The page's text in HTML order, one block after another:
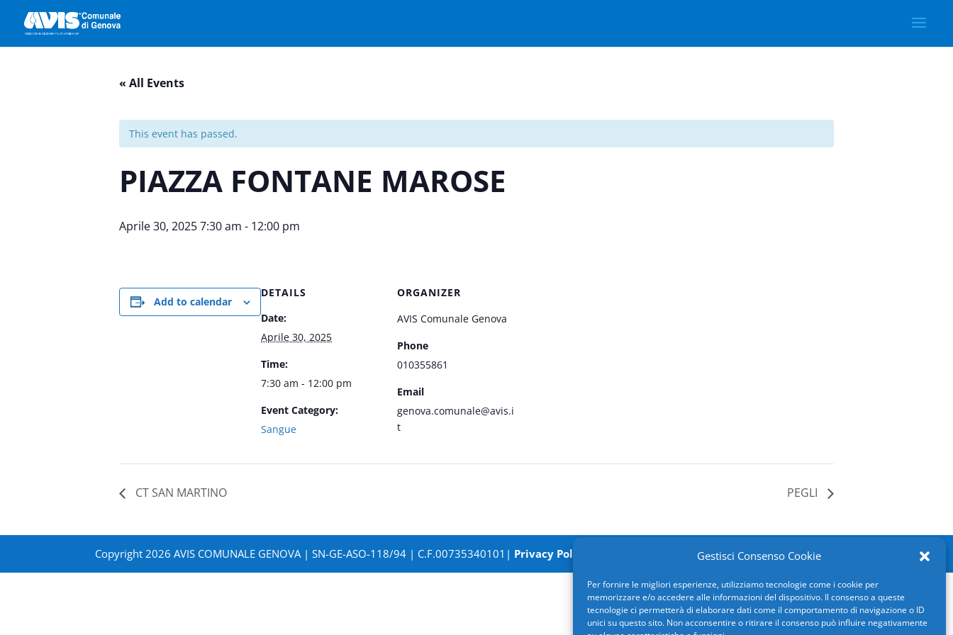
Gestisci Consenso Cookie
Per fornire le migliori esperienze, utilizziamo tecnologie come i cookie per
memorizzare e/o accedere alle informazioni del dispositivo. Il consenso a queste
tecnologie ci permetterà di elaborare dati come il comportamento di navigazione o ID
unici su questo sito. Non acconsentire o ritirare il consenso può influire negativamente
« All Events
This event has passed.
PIAZZA FONTANE MAROSE
Aprile 30, 2025 7:30 am - 12:00 pm
Add to calendar
DETAILS
Date:
Aprile 30, 2025
Time:
7:30 am - 12:00 pm
Event Category:
Sangue
ORGANIZER
AVIS Comunale Genova
Phone
010355861
Email
genova.comunale@avis.i
t
CT SAN MARTINO PEGLI
Copyright 2026 AVIS COMUNALE GENOVA | SN-GE-ASO-118/94 | C.F.00735340101| Privacy Policy SPX Innova